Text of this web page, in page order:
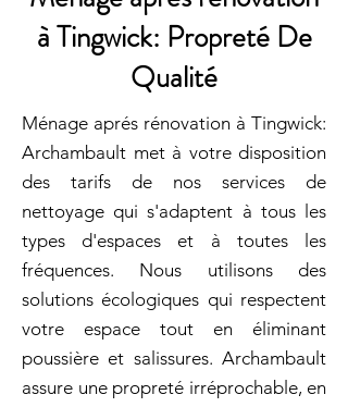
à Tingwick: Propreté De
Qualité
Ménage aprés rénovation à Tingwick:
Archambault met à votre disposition
des tarifs de nos services de
nettoyage qui s'adaptent à tous les
types d'espaces et à toutes les
fréquences. Nous utilisons des
solutions écologiques qui respectent
votre espace tout en éliminant
poussière et salissures. Archambault
assure une propreté irréprochable, en